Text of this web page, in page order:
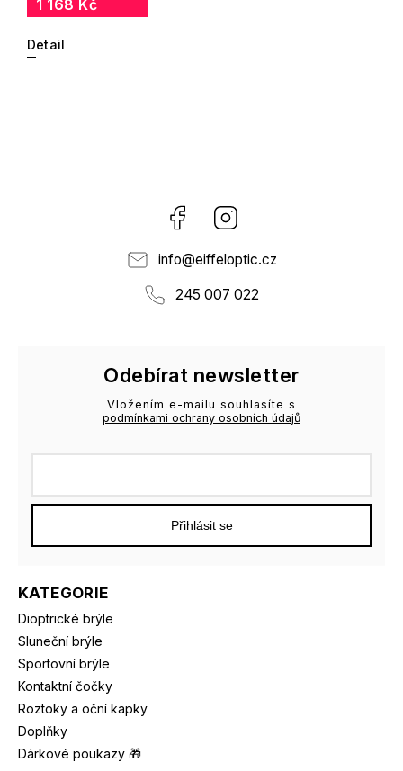
1 168 Kč
Detail
Facebook
info@eiffeloptic.cz
245 007 022
KATEGORIE
Dioptrické brýle
Sluneční brýle
Sportovní brýle
Kontaktní čočky
Roztoky a oční kapky
Doplňky
Dárkové poukazy 🎁
Odebírat newsletter
Vložením e-mailu souhlasíte s
podmínkami ochrany osobních údajů
Přihlásit se